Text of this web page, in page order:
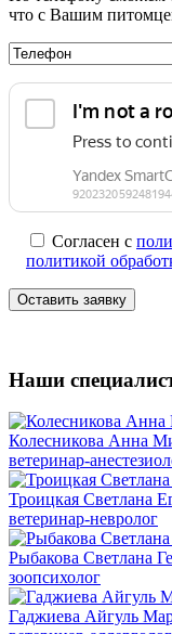
что с Вашим
Согласен с
политикой
Наши
Колесникова Анна
ветеринар-
Троицкая Светлана
ветеринар-невролог
Рыбакова Светлана
зоопсихолог
Гаджиева Айгуль